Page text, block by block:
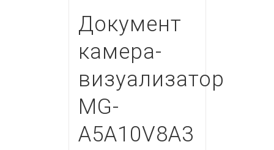
Документ
камера-
визуализатор
MG-
A5A10V8A3